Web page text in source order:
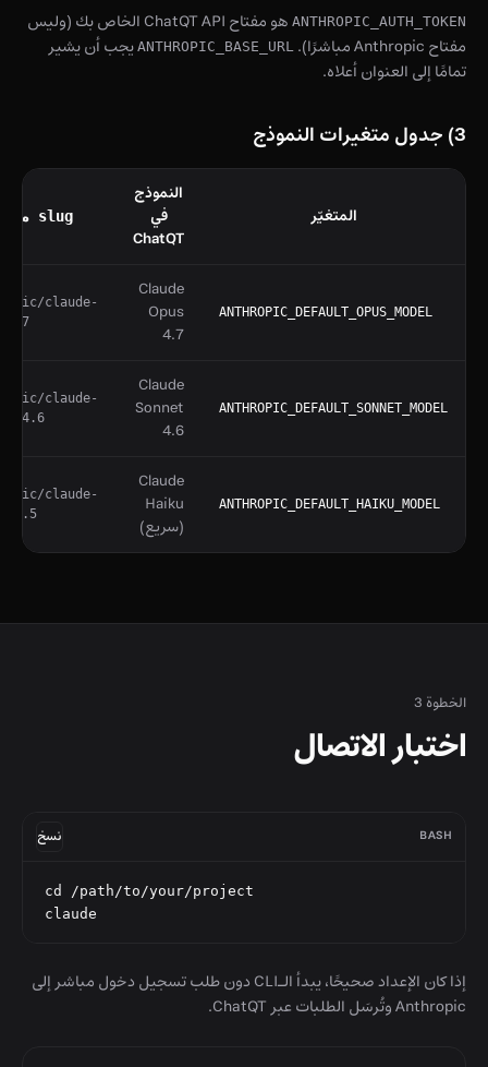
ANTHROPIC_AUTH_TOKEN
هو مفتاح ChatQT API الخاص بك (وليس
مفتاح Anthropic مباشرًا).
ANTHROPIC_BASE_URL يجب أن يشير
تمامًا إلى العنوان أعلاه.
3) جدول متغيرات النموذج
المتغيّر
النموذج
في
ChatQT
مثال slug
ANTHROPIC_DEFAULT_OPUS_MODEL
Claude
Opus
4.7
claude-
4.7
ANTHROPIC_DEFAULT_SONNET_MODEL
Claude
Sonnet
4.6
claude-
4.6
ANTHROPIC_DEFAULT_HAIKU_MODEL
Claude
Haiku
(سريع)
claude-
3.5
الخطوة 3
اختبار الاتصال
BASH نسخ
cd /path/to/your/project
claude
إذا كان الإعداد صحيحًا، يبدأ الـCLI دون طلب تسجيل دخول مباشر إلى
Anthropic وتُرسَل الطلبات عبر ChatQT.